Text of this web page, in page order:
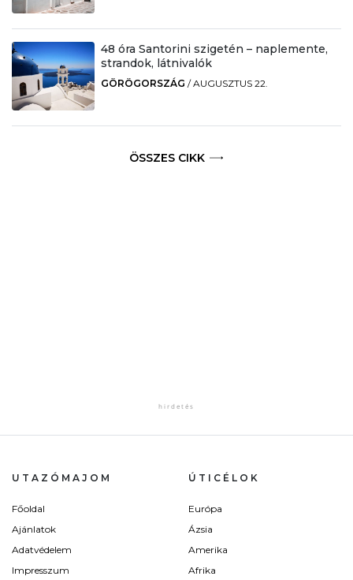
48 óra Santorini szigetén – naplemente,
strandok, látnivalók
GÖRÖGORSZÁG /AUGUSZTUS 22.
ÖSSZES CIKK
UTAZÓMAJOM
Főoldal
Ajánlatok
Adatvédelem
Impresszum
ÚTICÉLOK
Európa
Ázsia
Amerika
Afrika